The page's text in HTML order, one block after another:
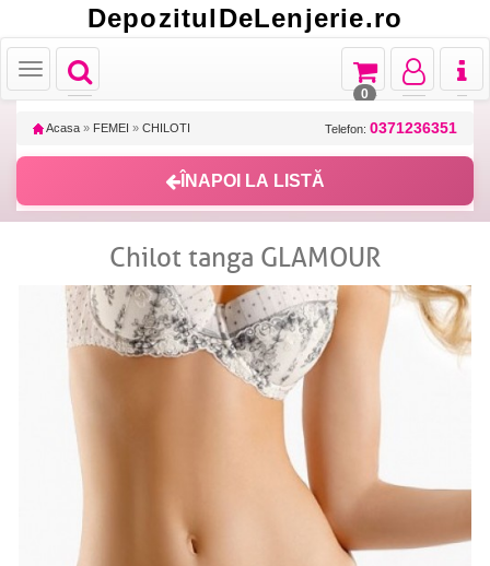
DepozitulDeLenjerie.ro
Toggle
navigation
Toggle
Toggle
navigation
Toggle
navigation
Toggle
navigation
0
Acasa » FEMEI » CHILOTI Telefon: 0371236351
ÎNAPOI LA LISTĂ
Chilot tanga GLAMOUR